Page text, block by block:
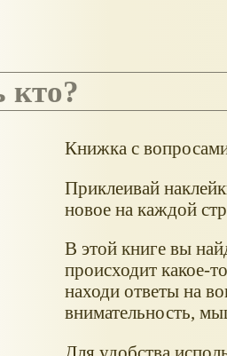
кто?
Книжка с
Приклеивай
новое на каждой
В этой книге вы
происходит какое-
находи ответы на
внимательность,